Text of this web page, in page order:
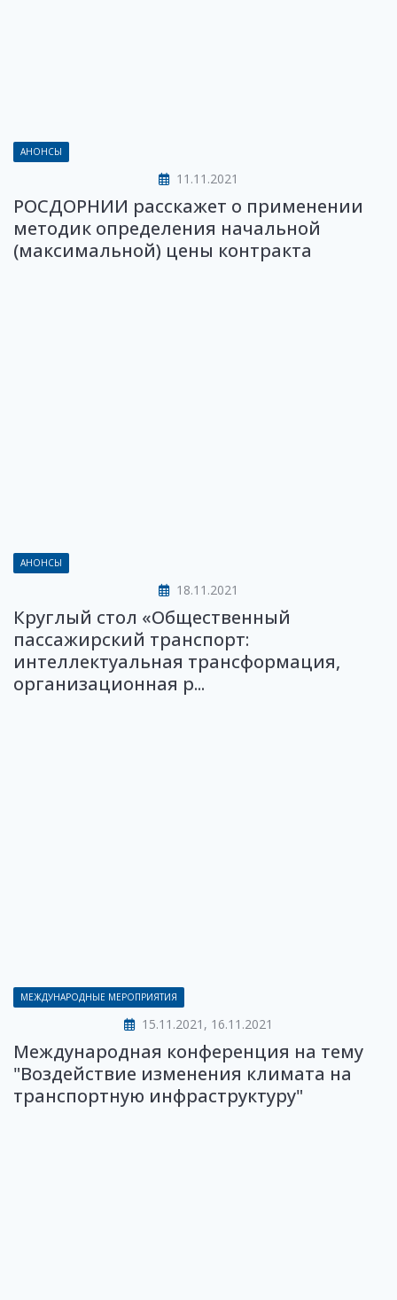
АНОНСЫ
11.11.2021
РОСДОРНИИ расскажет о применении
методик определения начальной
(максимальной) цены контракта
АНОНСЫ
18.11.2021
Круглый стол «Общественный
пассажирский транспорт:
интеллектуальная трансформация,
организационная р...
МЕЖДУНАРОДНЫЕ МЕРОПРИЯТИЯ
15.11.2021, 16.11.2021
Международная конференция на тему
"Воздействие изменения климата на
транспортную инфраструктуру"